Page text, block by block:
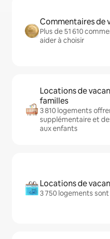
Commentaires de
Plus de 51 610
aider à choisir
Locations de
familles
3 810 logements
supplémentaire et
aux enfants
Locations de
3 750 logements